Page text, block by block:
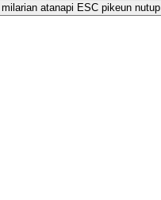
atanapi ESC pikeun nutup